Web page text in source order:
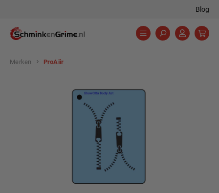
Blog
Merken ProAiir